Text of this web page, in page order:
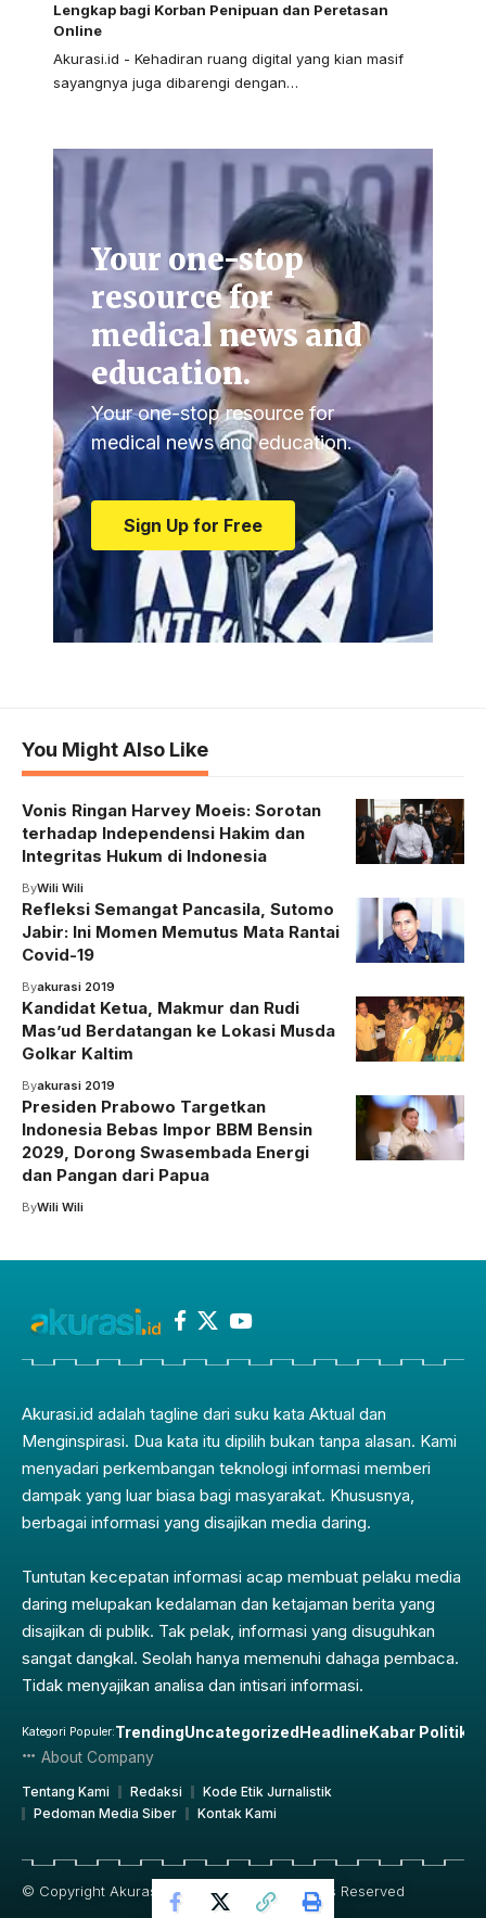
Lengkap bagi Korban Penipuan dan Peretasan
Online
Akurasi.id - Kehadiran ruang digital yang kian masif
sayangnya juga dibarengi dengan…
Your one-stop
resource for
medical news and
education.
Your one-stop resource for
medical news and education.
Sign Up for Free
You Might Also Like
Vonis Ringan Harvey Moeis: Sorotan
terhadap Independensi Hakim dan
Integritas Hukum di Indonesia
ByWili Wili
Refleksi Semangat Pancasila, Sutomo
Jabir: Ini Momen Memutus Mata Rantai
Covid-19
Byakurasi 2019
Kandidat Ketua, Makmur dan Rudi
Mas’ud Berdatangan ke Lokasi Musda
Golkar Kaltim
Byakurasi 2019
Presiden Prabowo Targetkan
Indonesia Bebas Impor BBM Bensin
2029, Dorong Swasembada Energi
dan Pangan dari Papua
ByWili Wili
Akurasi.id adalah tagline dari suku kata Aktual dan
Menginspirasi. Dua kata itu dipilih bukan tanpa alasan. Kami
menyadari perkembangan teknologi informasi memberi
dampak yang luar biasa bagi masyarakat. Khususnya,
berbagai informasi yang disajikan media daring.
Tuntutan kecepatan informasi acap membuat pelaku media
daring melupakan kedalaman dan ketajaman berita yang
disajikan di publik. Tak pelak, informasi yang disuguhkan
sangat dangkal. Seolah hanya memenuhi dahaga pembaca.
Tidak menyajikan analisa dan intisari informasi.
Kategori Populer:TrendingUncategorizedHeadlineKabar Politik
About Company
Tentang Kami Redaksi
Kode Etik Jurnalistik
Pedoman Media Siber
Kontak Kami
© Copyright Akurasi.id 2019 – 2025, All Rights Reserved